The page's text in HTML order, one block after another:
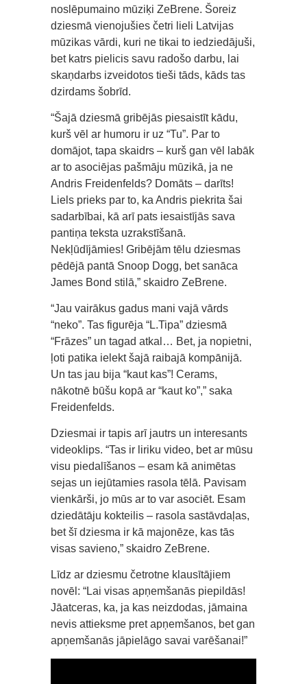
noslēpumaino mūziķi ZeBrene. Šoreiz
dziesmā vienojušies četri lieli Latvijas
mūzikas vārdi, kuri ne tikai to iedziedājuši,
bet katrs pielicis savu radošo darbu, lai
skaņdarbs izveidotos tieši tāds, kāds tas
dzirdams šobrīd.
“Šajā dziesmā gribējās piesaistīt kādu,
kurš vēl ar humoru ir uz “Tu”. Par to
domājot, tapa skaidrs – kurš gan vēl labāk
ar to asociējas pašmāju mūzikā, ja ne
Andris Freidenfelds? Domāts – darīts!
Liels prieks par to, ka Andris piekrita šai
sadarbībai, kā arī pats iesaistījās sava
pantiņa teksta uzrakstīšanā.
Nekļūdījāmies! Gribējām tēlu dziesmas
pēdējā pantā Snoop Dogg, bet sanāca
James Bond stilā,” skaidro ZeBrene.
“Jau vairākus gadus mani vajā vārds
“neko”. Tas figurēja “L.Tipa” dziesmā
“Frāzes” un tagad atkal… Bet, ja nopietni,
ļoti patika ielekt šajā raibajā kompānijā.
Un tas jau bija “kaut kas”! Cerams,
nākotnē būšu kopā ar “kaut ko”,” saka
Freidenfelds.
Dziesmai ir tapis arī jautrs un interesants
videoklips. “Tas ir liriku video, bet ar mūsu
visu piedalīšanos – esam kā animētas
sejas un iejūtamies rasola tēlā. Pavisam
vienkārši, jo mūs ar to var asociēt. Esam
dziedātāju kokteilis – rasola sastāvdaļas,
bet šī dziesma ir kā majonēze, kas tās
visas savieno,” skaidro ZeBrene.
Līdz ar dziesmu četrotne klausītājiem
novēl: “Lai visas apņemšanās piepildās!
Jāatceras, ka, ja kas neizdodas, jāmaina
nevis attieksme pret apņemšanos, bet gan
apņemšanās jāpielāgo savai varēšanai!”